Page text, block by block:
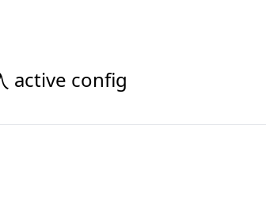
active config